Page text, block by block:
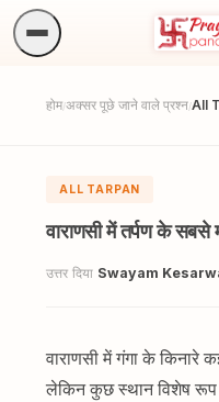
होम/अक्सर पूछे जाने वाले प्रश्न/All
ALL TARPAN
वाराणसी में तर्पण के
उत्तर दिया Swayam
वाराणसी में गंगा के किनारे
लेकिन कुछ स्थान विशेष रूप